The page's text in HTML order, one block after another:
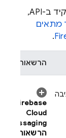
תפקיד ב-API,
מתאים
.
הרשאות
Firebase
Cloud
Messaging
הרשאות